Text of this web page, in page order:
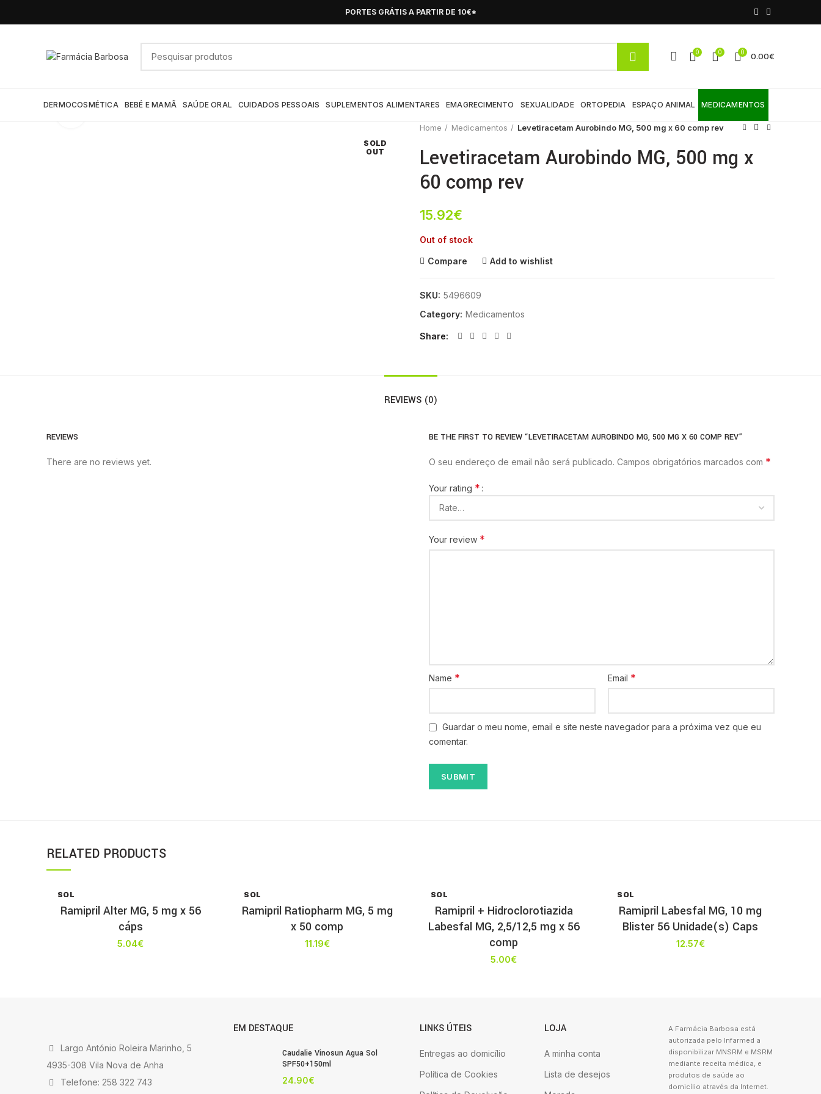
PORTES GRÁTIS A PARTIR DE 10€*
0 0 0 0.00€
DERMOCOSMÉTICA BEBÉ E MAMÃ SAÚDE ORAL CUIDADOS PESSOAIS SUPLEMENTOS ALIMENTARES EMAGRECIMENTO SEXUALIDADE ORTOPEDIA ESPAÇO ANIMAL MEDICAMENTOS
SOLD
OUT
Home
Medicamentos Levetiracetam Aurobindo MG, 500 mg x 60 comp rev
Levetiracetam Aurobindo MG, 500 mg x
60 comp rev
15.92€
Out of stock
Compare Add to wishlist
SKU: 5496609
Category: Medicamentos
Share
REVIEWS (0)
REVIEWS
There are no reviews yet.
BE THE FIRST TO REVIEW “LEVETIRACETAM AUROBINDO MG, 500 MG X 60 COMP REV”
O seu endereço de email não será publicado. Campos obrigatórios marcados com *
Your rating *
Your review *
Name * Email *
Guardar o meu nome, email e site neste navegador para a próxima vez que eu
comentar.
RELATED PRODUCTS
SOL
T
Ramipril Alter MG, 5 mg x 56
cáps
5.04€
SOL
T
Ramipril Ratiopharm MG, 5 mg
x 50 comp
11.19€
SOL
T
Ramipril + Hidroclorotiazida
Labesfal MG, 2,5/12,5 mg x 56
comp
5.00€
SOL
T
Ramipril Labesfal MG, 10 mg
Blister 56 Unidade(s) Caps
12.57€
Largo António Roleira Marinho, 5
4935-308 Vila Nova de Anha
Telefone: 258 322 743
EM DESTAQUE
Caudalie Vinosun Agua Sol
SPF50+150ml
24.90€
LINKS ÚTEIS
Entregas ao domicílio
Política de Cookies
LOJA
A minha conta
Lista de desejos
A Farmácia Barbosa está
autorizada pelo Infarmed a
disponibilizar MNSRM e MSRM
mediante receita médica, e
produtos de saúde ao
domicílio através da Internet.